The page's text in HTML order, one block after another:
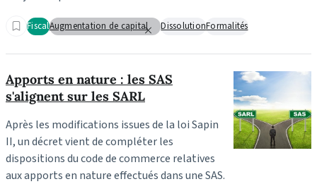
FiscalAugmentation de capital DissolutionFormalités
Apports en nature : les SAS
s'alignent sur les SARL
Après les modifications issues de la loi Sapin
II, un décret vient de compléter les
dispositions du code de commerce relatives
aux apports en nature effectués dans une SAS.